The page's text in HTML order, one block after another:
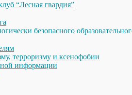
“Лесная гвардия”
безопасного
терроризму и ксенофобии
информации